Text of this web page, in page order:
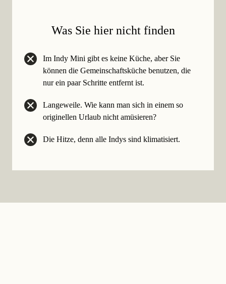
Was Sie hier nicht finden
Im Indy Mini gibt es keine Küche, aber Sie
können die Gemeinschaftsküche benutzen, die
nur ein paar Schritte entfernt ist.
Langeweile. Wie kann man sich in einem so
originellen Urlaub nicht amüsieren?
Die Hitze, denn alle Indys sind klimatisiert.